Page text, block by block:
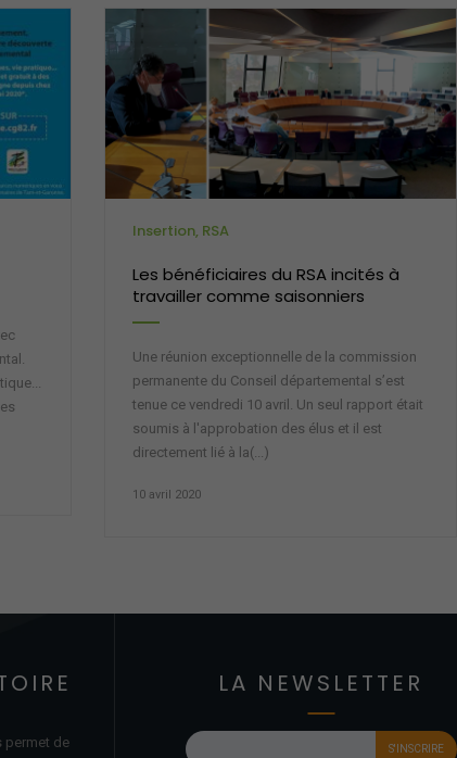
Insertion, RSA
Les bénéficiaires du RSA incités à
travailler comme saisonniers
Une réunion exceptionnelle de la commission
permanente du Conseil départemental s’est
tenue ce vendredi 10 avril. Un seul rapport était
soumis à l'approbation des élus et il est
directement lié à la(...)
10 avril 2020
permet de
LA NEWSLETTER